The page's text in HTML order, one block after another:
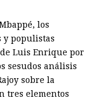
los
y populistas
Luis Enrique por
sesudos análisis
sobre la
tres elementos